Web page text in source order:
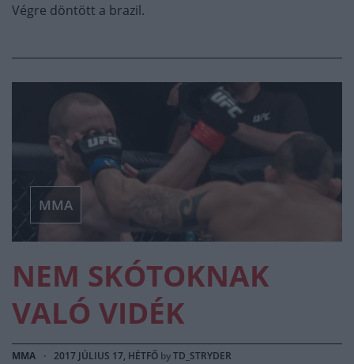
Végre döntött a brazil.
MMA
NEM SKÓTOKNAK
VALÓ VIDÉK
MMA · 2017 JÚLIUS 17, HÉTFŐ byTD_STRYDER